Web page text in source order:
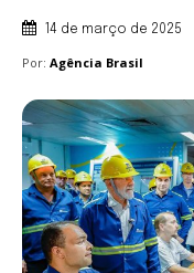
14 de março de 2025
Por: Agência Brasil